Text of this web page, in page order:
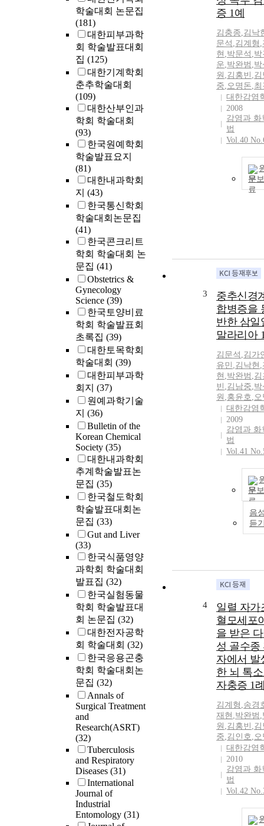
학술대회 논문집
(181)
대한피부과학
회 학술발표대회
집 (125)
대한기계학회
춘추학술대회
(109)
대한산부인과
학회 학술대회
(93)
한국원예학회
학술발표요지
(81)
대한내과학회
지 (43)
한국통신학회
학술대회논문집
(41)
한국콘크리트
학회 학술대회 논
문집 (41)
Obstetrics &
Gynecology
Science (39)
한국토양비료
학회 학술발표회
초록집 (39)
대한토목학회
학술대회 (39)
대한피부과학
회지 (37)
원예과학기술
지 (36)
Bulletin of the
Korean Chemical
Society (35)
대한내과학회
추계학술발표논
문집 (35)
한국철도학회
학술발표대회논
문집 (33)
Gut and Liver
(33)
한국식품영양
과학회 학술대회
발표집 (32)
한국실험동물
학회 학술발표대
회 논문집 (32)
대한전자공학
회 학술대회 (32)
한국응용곤충
학회 학술대회논
문집 (32)
Annals of
Surgical Treatment
and
Research(ASRT)
(32)
Tuberculosis
and Respiratory
Diseases (31)
International
Journal of
Industrial
Entomology (31)
증 1예
김충종,김낙
문석 ,김계형 ,
현 ,박문석 ,박
운,박완범 ,박
원 ,김홍빈 ,김
중,오명돈,
대한감염
2008
감염과 화
법
Vol.40
문
3
중추신경
합병증을
반한 삼일
말라리아
김문석 ,김가
유민 ,김낙현 ,
현 ,박완범 ,김
빈 ,김남중,박
원 ,홍윤호,
대한감염
2009
감염과 화
법
Vol.41
문
음
듣
4
일렬 자가
혈모세포
을 받은
성 골수종
자에서 발
한 뇌 톡
자충증 1
김계형 ,송경
재현 ,박완범 ,
원 ,김홍빈 ,김
중,김인호,
대한감염
2010
감염과 화
법
Vol.42